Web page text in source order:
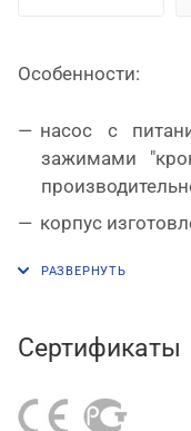
Особенности:
насос с
зажимами
корпус
имеется
фиксации
Сертификаты